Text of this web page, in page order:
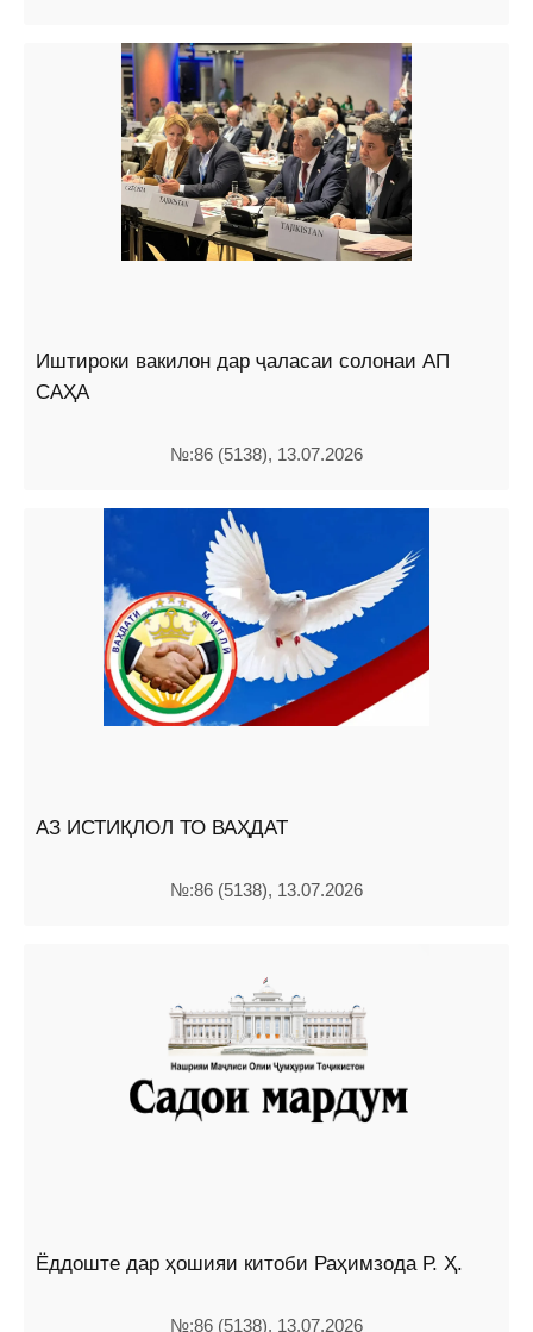
Иштироки вакилон дар ҷаласаи солонаи АП
САҲА
№:86 (5138), 13.07.2026
АЗ ИСТИҚЛОЛ ТО ВАҲДАТ
№:86 (5138), 13.07.2026
Ёддоште дар ҳошияи китоби Раҳимзода Р. Ҳ.
№:86 (5138), 13.07.2026